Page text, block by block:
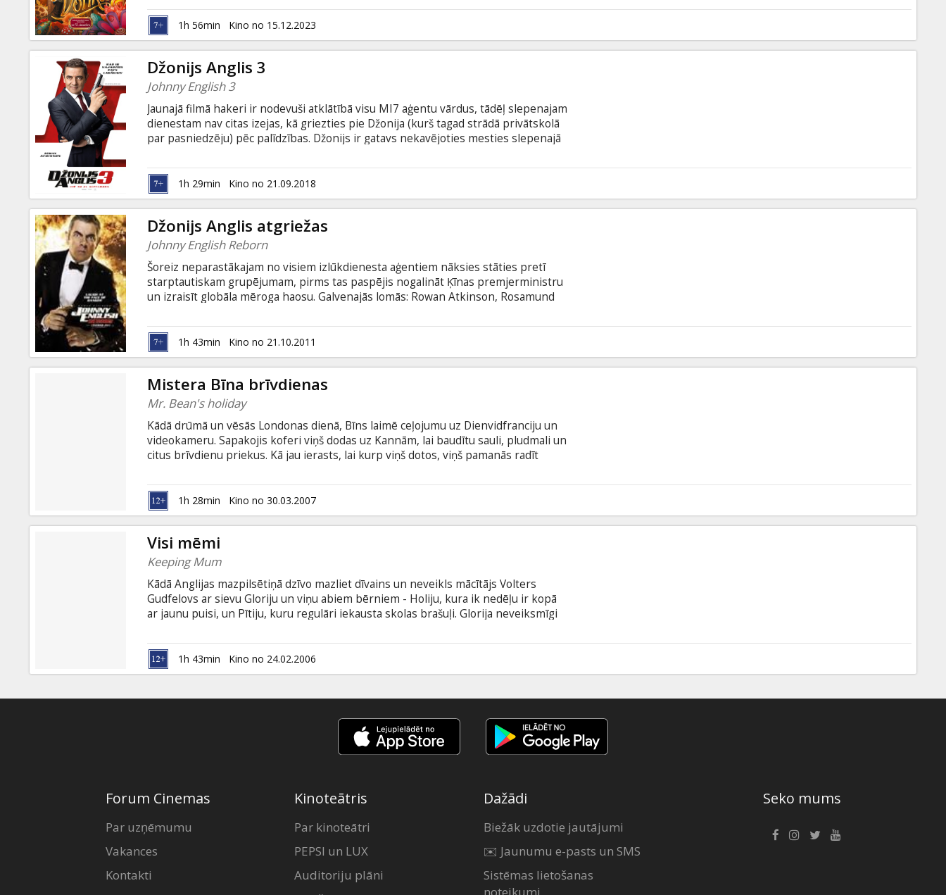
dublēta latviešu valodā; - dublēta krievu valodā ar subtitriem latviešu valodā; -
oriģinālvalodā (angļu) ar subtitriem latviešu valodā.
1h 56min Kino no 15.12.2023
Džonijs Anglis 3
Johnny English 3
Jaunajā filmā hakeri ir nodevuši atklātībā visu MI7 aģentu vārdus, tādēļ slepenajam
dienestam nav citas izejas, kā griezties pie Džonija (kurš tagad strādā privātskolā
par pasniedzēju) pēc palīdzības. Džonijs ir gatavs nekavējoties mesties slepenajā
neģēļus. Britu slepenās organizācijas nākotne būs Džonija Angļa rokās, un
iespējami ir tikai divi varianti - pilnīga izgāšanās vai triumfāla uzvara! Filma angļu
valodā ar subtitriem latviešu un krievu valodā.
1h 29min Kino no 21.09.2018
Džonijs Anglis atgriežas
Johnny English Reborn
Šoreiz neparastākajam no visiem izlūkdienesta aģentiem nāksies stāties pretī
starptautiskam grupējumam, pirms tas paspējis nogalināt Ķīnas premjerministru
un izraisīt globāla mēroga haosu. Galvenajās lomās: Rowan Atkinson, Rosamund
Filma angļu valodā ar subtitriem latviešu un krievu valodā.
1h 43min Kino no 21.10.2011
Mistera Bīna brīvdienas
Mr. Bean's holiday
Kādā drūmā un vēsās Londonas dienā, Bīns laimē ceļojumu uz Dienvidfranciju un
videokameru. Sapakojis koferi viņš dodas uz Kannām, lai baudītu sauli, pludmali un
citus brīvdienu priekus. Kā jau ierasts, lai kurp viņš dotos, viņš pamanās radīt
videofilmu Kannu kinofestivālā. Festivāla rīkotāji par to, protams, iepriekš netiek
brīdināti… Lomās: Rowan Atkinson, Willem Dafoe, Emma de Caunes, Jean
Rochefort Režisors: Steve Bendelack Filma angļu valodā ar subtitriem latviešu un
krievu valodā.
1h 28min Kino no 30.03.2007
Visi mēmi
Keeping Mum
Kādā Anglijas mazpilsētiņā dzīvo mazliet dīvains un neveikls mācītājs Volters
Gudfelovs ar sievu Gloriju un viņu abiem bērniem - Holiju, kura ik nedēļu ir kopā
ar jaunu puisi, un Pītiju, kuru regulāri iekausta skolas brašuļi. Glorija neveiksmīgi
savam bezpalīdzīgajam vīram un bērniem un nolemj pamest ģimeni kopā ar savu
amerikāņu golfa instruktoru Lensu.
1h 43min Kino no 24.02.2006
Forum Cinemas
Par uzņēmumu
Vakances
Kontakti
Kinoteātris
Par kinoteātri
PEPSI un LUX
Auditoriju plāni
Dažādi
Biežāk uzdotie jautājumi
✉️ Jaunumu e-pasts un SMS
Sistēmas lietošanas
noteikumi
Seko mums